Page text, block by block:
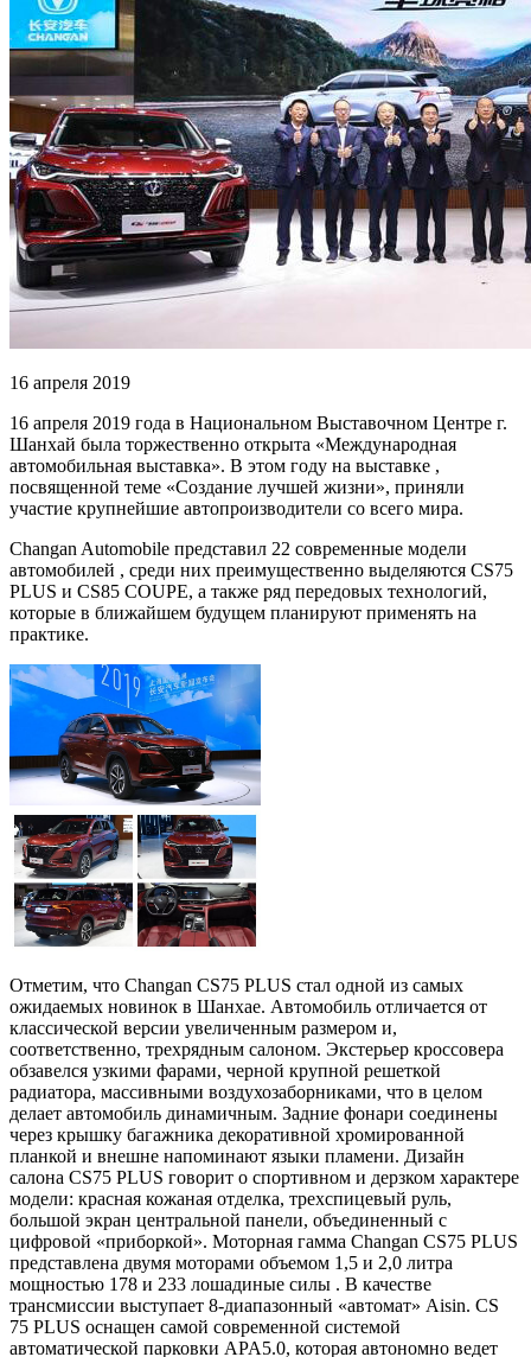
16 апреля 2019
16 апреля 2019 года в Национальном Выставочном Центре г.
Шанхай была торжественно открыта «Международная
автомобильная выставка». В этом году на выставке ,
посвященной теме «Создание лучшей жизни», приняли
участие крупнейшие автопроизводители со всего мира.
Changan Automobile представил 22 современные модели
автомобилей , среди них преимущественно выделяются CS75
PLUS и CS85 COUPE, а также ряд передовых технологий,
которые в ближайшем будущем планируют применять на
практике.
Отметим, что Changan CS75 PLUS стал одной из самых
ожидаемых новинок в Шанхае. Автомобиль отличается от
классической версии увеличенным размером и,
соответственно, трехрядным салоном. Экстерьер кроссовера
обзавелся узкими фарами, черной крупной решеткой
радиатора, массивными воздухозаборниками, что в целом
делает автомобиль динамичным. Задние фонари соединены
через крышку багажника декоративной хромированной
планкой и внешне напоминают языки пламени. Дизайн
салона CS75 PLUS говорит о спортивном и дерзком характере
модели: красная кожаная отделка, трехспицевый руль,
большой экран центральной панели, объединенный с
цифровой «приборкой». Моторная гамма Changan CS75 PLUS
представлена двумя моторами объемом 1,5 и 2,0 литра
мощностью 178 и 233 лошадиные силы . В качестве
трансмиссии выступает 8-диапазонный «автомат» Aisin. CS
75 PLUS оснащен самой современной системой
автоматической парковки APA5.0, которая автономно ведет